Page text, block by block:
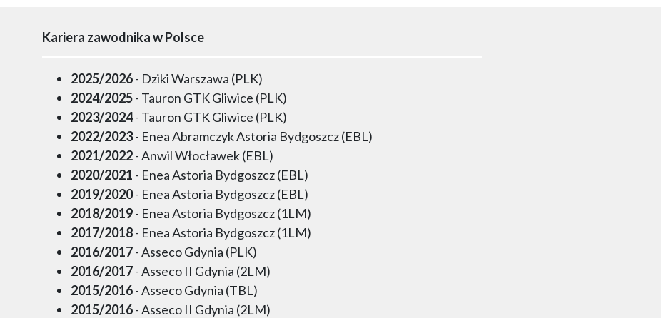
Kariera zawodnika w Polsce
2025/2026- Dziki Warszawa (PLK)
2024/2025- Tauron GTK Gliwice (PLK)
2023/2024- Tauron GTK Gliwice (PLK)
2022/2023- Enea Abramczyk Astoria Bydgoszcz (EBL)
2021/2022- Anwil Włocławek (EBL)
2020/2021 - Enea Astoria Bydgoszcz (EBL)
2019/2020- Enea Astoria Bydgoszcz (EBL)
2018/2019- Enea Astoria Bydgoszcz (1LM)
2017/2018- Enea Astoria Bydgoszcz (1LM)
2016/2017- Asseco Gdynia (PLK)
2016/2017- Asseco II Gdynia (2LM)
2015/2016- Asseco Gdynia (TBL)
2015/2016- Asseco II Gdynia (2LM)